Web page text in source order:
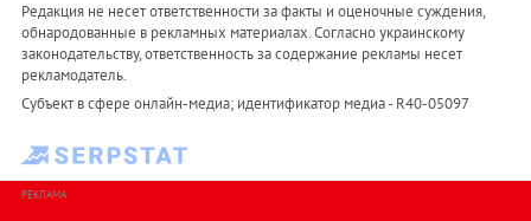
Редакция не несет ответственности за факты и оценочные суждения,
обнародованные в рекламных материалах. Согласно украинскому
законодательству, ответственность за содержание рекламы несет
рекламодатель.
Субъект в сфере онлайн-медиа; идентификатор медиа - R40-05097
РЕКЛАМА